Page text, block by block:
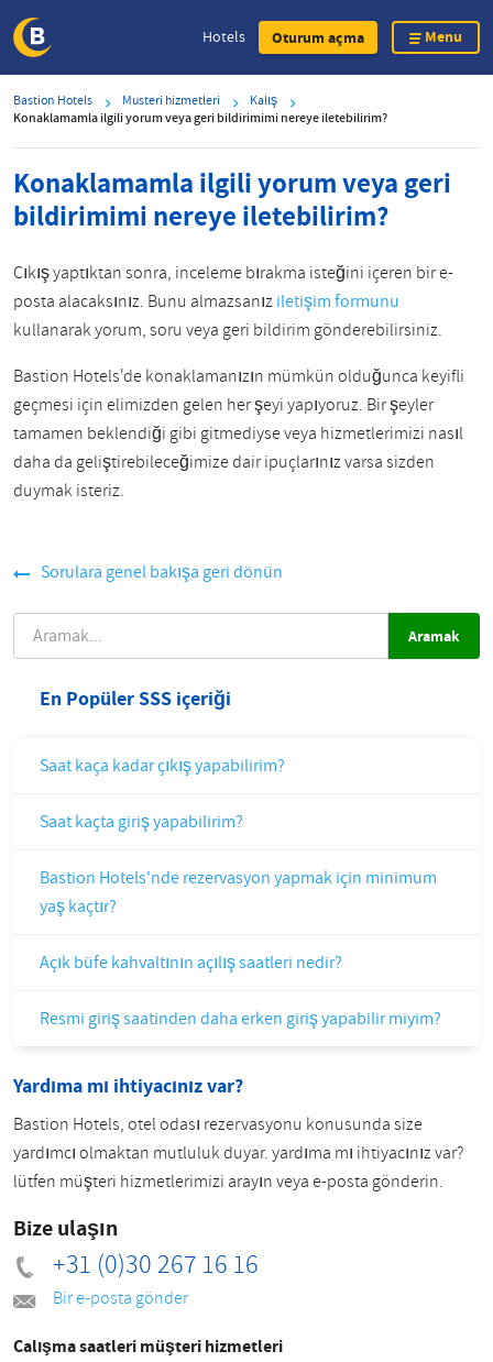
main
content
Hotels Oturum açma Menu
Bastion Hotels Musteri hizmetleri
Kalış
Konaklamamla ilgili yorum veya geri bildirimimi nereye iletebilirim?
Konaklamamla ilgili yorum veya geri
bildirimimi nereye iletebilirim?
Çıkış yaptıktan sonra, inceleme bırakma isteğini içeren bir e-
posta alacaksınız. Bunu almazsanıziletişim formunu
kullanarak yorum, soru veya geri bildirim gönderebilirsiniz.
Bastion Hotels'de konaklamanızın mümkün olduğunca keyifli
geçmesi için elimizden gelen her şeyi yapıyoruz. Bir şeyler
tamamen beklendiği gibi gitmediyse veya hizmetlerimizi nasıl
daha da geliştirebileceğimize dair ipuçlarınız varsa sizden
duymak isteriz.
Sorulara genel bakışa geri dönün
En Popüler SSS içeriği
Saat kaça kadar çıkış yapabilirim?
Saat kaçta giriş yapabilirim?
Bastion Hotels'nde rezervasyon yapmak için minimum
yaş kaçtır?
Açık büfe kahvaltının açılış saatleri nedir?
Resmi giriş saatinden daha erken giriş yapabilir miyim?
Yardıma mı ihtiyacınız var?
Bastion Hotels, otel odası rezervasyonu konusunda size
yardımcı olmaktan mutluluk duyar. yardıma mı ihtiyacınız var?
lütfen müşteri hizmetlerimizi arayın veya e-posta gönderin.
Bize ulaşın
+31 (0)30 267 16 16
Bir e-posta gönder
Çalışma saatleri müşteri hizmetleri